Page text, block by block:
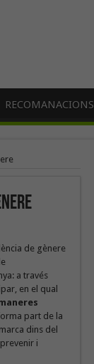
RECOMANACIONS
de gènere
a través
en el qual
part de la
dins del
i